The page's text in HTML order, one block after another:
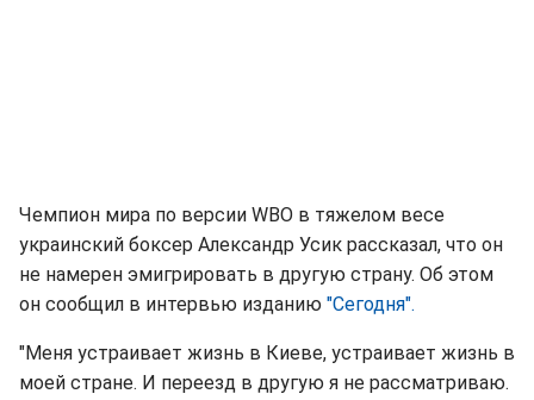
Чемпион мира по версии WBO в тяжелом весе
украинский боксер Александр Усик рассказал, что он
не намерен эмигрировать в другую страну. Об этом
он сообщил в интервью изданию "Сегодня".
"Меня устраивает жизнь в Киеве, устраивает жизнь в
моей стране. И переезд в другую я не рассматриваю.